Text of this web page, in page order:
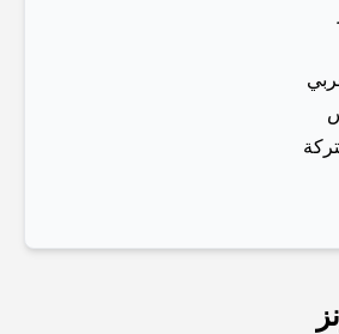
بها في دبي خلال فصل الصيف: دليلك الأمثل
للرجال: أفكار هدايا مميزة وخالدة
Best Hotels in Business Bay,